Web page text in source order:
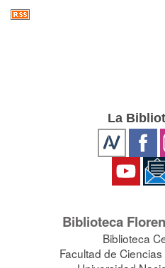
La
Biblioteca
Biblioteca
Facultad de